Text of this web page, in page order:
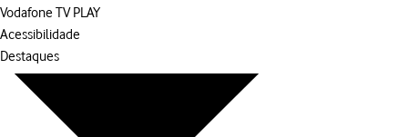
Vodafone TV PLAY
Acessibilidade
Destaques